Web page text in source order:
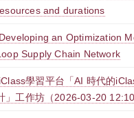
and durations
Developing an Optimization
Supply Chain Network
iClass學習平台「AI 時代的
」工作坊（2026-03-20